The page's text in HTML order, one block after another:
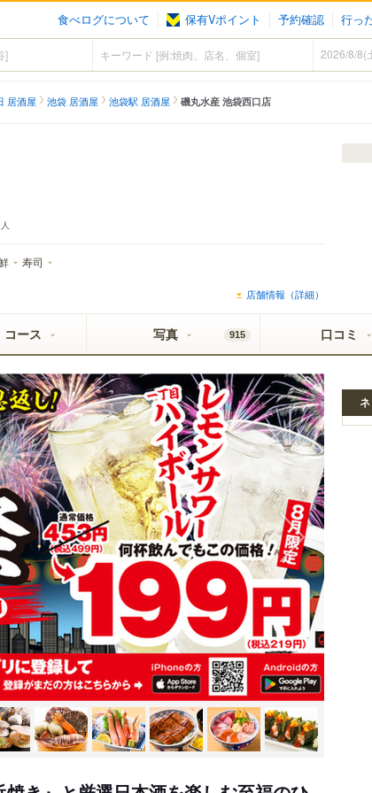
食べログについて 保有Vポイント 予約確認 行っ
居酒屋 池袋 居酒屋 池袋駅 居酒屋 磯丸水産 池袋西口店
人
寿司
店舗情報（詳細）
コース 写真 915 口コミ